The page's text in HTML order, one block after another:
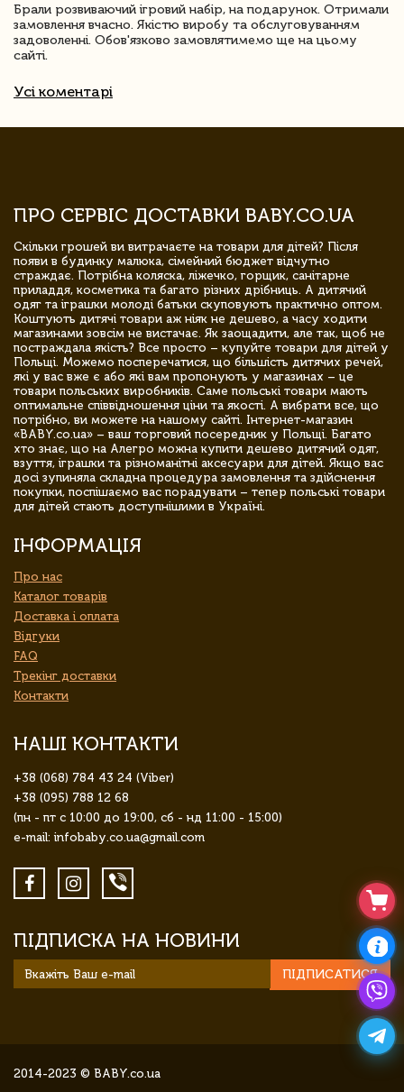
Брали розвиваючий ігровий набір, на подарунок. Отримали
замовлення вчасно. Якістю виробу та обслуговуванням
задоволенні. Обов'язково замовлятимемо ще на цьому
сайті.
Усі коментарі
ПРО СЕРВІС ДОСТАВКИ BABY.CO.UA
Скільки грошей ви витрачаєте на товари для дітей? Після
появи в будинку малюка, сімейний бюджет відчутно
страждає. Потрібна коляска, ліжечко, горщик, санітарне
приладдя, косметика та багато різних дрібниць. А дитячий
одяг та іграшки молоді батьки скуповують практично оптом.
Коштують дитячі товари аж ніяк не дешево, а часу ходити
магазинами зовсім не вистачає. Як заощадити, але так, щоб не
постраждала якість? Все просто – купуйте товари для дітей у
Польщі. Можемо посперечатися, що більшість дитячих речей,
які у вас вже є або які вам пропонують у магазинах – це
товари польських виробників. Саме польські товари мають
оптимальне співвідношення ціни та якості. А вибрати все, що
потрібно, ви можете на нашому сайті. Інтернет-магазин
«BABY.co.ua» – ваш торговий посередник у Польщі. Багато
хто знає, що на Алегро можна купити дешево дитячий одяг,
взуття, іграшки та різноманітні аксесуари для дітей. Якщо вас
досі зупиняла складна процедура замовлення та здійснення
покупки, поспішаємо вас порадувати – тепер польські товари
для дітей стають доступнішими в Україні.
ІНФОРМАЦІЯ
Про нас
Каталог товарів
Доставка і оплата
Відгуки
FAQ
Трекінг доставки
Контакти
НАШІ КОНТАКТИ
+38 (068) 784 43 24 (Viber)
+38 (095) 788 12 68
(пн - пт с 10:00 до 19:00, сб - нд 11:00 - 15:00)
e-mail: infobaby.co.ua@gmail.com
ПІДПИСКА НА НОВИНИ
ПІДПИСАТИСЯ
2014-2023 © BABY.co.ua